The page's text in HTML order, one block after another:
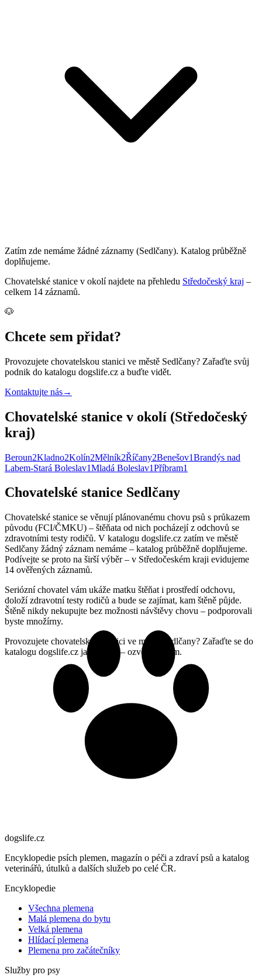
Zatím zde nemáme žádné záznamy (Sedlčany). Katalog průběžně
doplňujeme.
Chovatelské stanice v okolí najdete na přehledu Středočeský kraj –
celkem 14 záznamů.
🐶
Chcete sem přidat?
Provozujete chovatelskou stanici ve městě Sedlčany? Zařaďte svůj
podnik do katalogu dogslife.cz a buďte vidět.
Kontaktujte nás→
Chovatelské stanice v okolí (Středočeský
kraj)
Beroun2Kladno2Kolín2Mělník2Říčany2Benešov1Brandýs nad
Labem-Stará Boleslav1Mladá Boleslav1Příbram1
Chovatelské stanice Sedlčany
Chovatelské stanice se věnují plánovanému chovu psů s průkazem
původu (FCI/ČMKU) – štěňata od nich pocházejí z odchovů se
zdravotními testy rodičů. V katalogu dogslife.cz zatím ve městě
Sedlčany žádný záznam nemáme – katalog průběžně doplňujeme.
Podívejte se proto na širší výběr – v Středočeském kraji evidujeme
14 ověřených záznamů.
Seriózní chovatel vám ukáže matku štěňat i prostředí odchovu,
doloží zdravotní testy rodičů a bude se zajímat, kam štěně půjde.
Štěně nikdy nekupujte bez možnosti návštěvy chovu – podporovali
byste množírny.
Provozujete chovatelskou stanici ve městě Sedlčany? Zařaďte se do
katalogu dogslife.cz jako první – ozvěte se nám.
dogslife.cz
Encyklopedie psích plemen, magazín o péči a zdraví psů a katalog
veterinářů, útulků a dalších služeb po celé ČR.
Encyklopedie
Všechna plemena
Malá plemena do bytu
Velká plemena
Hlídací plemena
Plemena pro začátečníky
Služby pro psy